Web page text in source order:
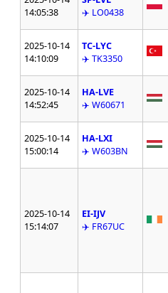
14:05:38
✈️ LO0438
2025-10-14
14:10:09
TC-LYC
✈️ TK3350
2025-10-14
14:52:45
HA-LVE
✈️ W60671
2025-10-14
15:00:14
HA-LXI
✈️ W603BN
2025-10-14
15:14:07
EI-IJV
✈️ FR67UC